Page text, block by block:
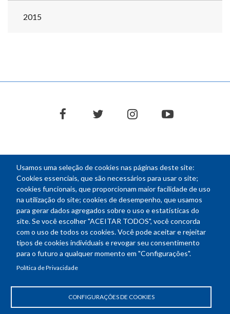
Usamos uma seleção de cookies nas páginas deste site:
Cookies essenciais, que são necessários para usar o site;
cookies funcionais, que proporcionam maior facilidade de uso
na utilização do site; cookies de desempenho, que usamos
para gerar dados agregados sobre o uso e estatísticas do
site. Se você escolher "ACEITAR TODOS", você concorda
com o uso de todos os cookies. Você pode aceitar e rejeitar
tipos de cookies individuais e revogar seu consentimento
para o futuro a qualquer momento em "Configurações".
Política de Privacidade
CONFIGURAÇÕES DE COOKIES
2015
facebooktwitter instagramyoutube
NEWSLETTER
Endereço: SEPN 508, Bloco A
70740-541 - Brasília-DF
Horário de funcionamento: das 8h30 às 18h30
Política de Privacidade